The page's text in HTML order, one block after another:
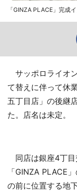
「GINZA PLACE」完成
サッポロライオ
て替えに伴って休
五丁目店」の後継
た。店名は未定。
同店は銀座4丁目
「GINZA PLACE
の前に位置する地